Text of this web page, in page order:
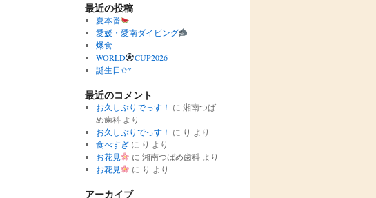
最近の投稿
夏本番
愛媛・愛南ダイビング
爆食
WORLD
CUP2026
誕生日✩︎*
最近のコメント
お久しぶりでっす！ に 湘南つば
め歯科より
お久しぶりでっす！ に り より
食べすぎに り より
お花見
に湘南つばめ歯科 より
お花見
に り より
アーカイブ